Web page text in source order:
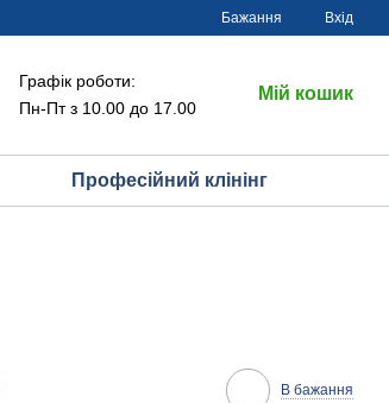
Бажання Вхід
Графік роботи:
Пн-Пт з 10.00 до 17.00
Мій кошик
Професійний клінінг
В бажання